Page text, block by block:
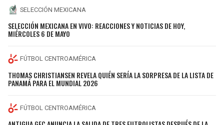
SELECCIÓN MEXICANA
SELECCIÓN MEXICANA EN VIVO: REACCIONES Y NOTICIAS DE HOY,
MIÉRCOLES 6 DE MAYO
FÚTBOL CENTROAMÉRICA
THOMAS CHRISTIANSEN REVELA QUIÉN SERÍA LA SORPRESA DE LA LISTA DE
PANAMÁ PARA EL MUNDIAL 2026
FÚTBOL CENTROAMÉRICA